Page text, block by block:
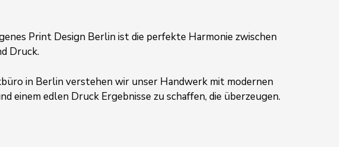
Print Design Berlin ist die perfekte Harmonie zwischen
Druck.
in Berlin verstehen wir unser Handwerk mit modernen
einem edlen Druck Ergebnisse zu schaffen, die überzeugen.